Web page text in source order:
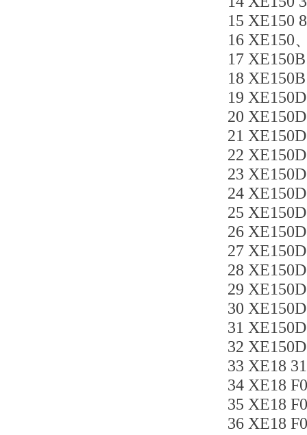
15 XE150
16 XE150
17
18
19
20
21
22
23
24
25
26
27
28
29
30
31
32
33 XE18
34 XE18
35 XE18
36 XE18